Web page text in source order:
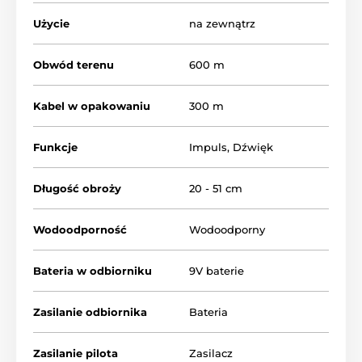
Niewidzialne ogrodzenie W227 jest odpowiednie
Regulacja stref
strefy. Syngał dźwiękowy zostaje wysyłany
Użycie na zewnątrz
Obwód terenu 600 m
Kabel w opakowaniu 300 m
Funkcje Impuls, Dźwięk
Długość obroży 20 - 51 cm
Wodoodporność Wodoodporny
Bateria w odbiorniku 9V baterie
Zasilanie odbiornika Bateria
Zasilanie pilota Zasilacz